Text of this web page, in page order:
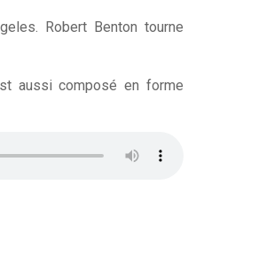
Robert Benton tourne
aussi composé en forme